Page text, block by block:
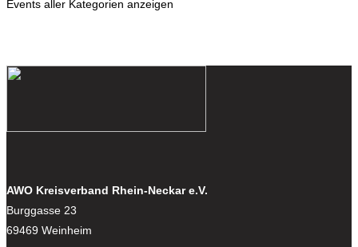
Events aller Kategorien anzeigen
AWO Kreisverband Rhein-Neckar e.V.
Burggasse 23
69469 Weinheim